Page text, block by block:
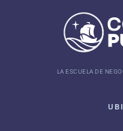
LA ESCUELA DE